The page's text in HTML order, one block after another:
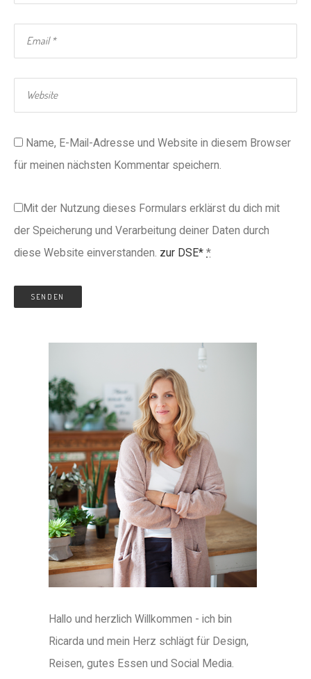
Name, E-Mail-Adresse und Website in diesem Browser
für meinen nächsten Kommentar speichern.
Mit der Nutzung dieses Formulars erklärst du dich mit
der Speicherung und Verarbeitung deiner Daten durch
diese Website einverstanden. zur DSE* *
Hallo und herzlich Willkommen - ich bin
Ricarda und mein Herz schlägt für Design,
Reisen, gutes Essen und Social Media.